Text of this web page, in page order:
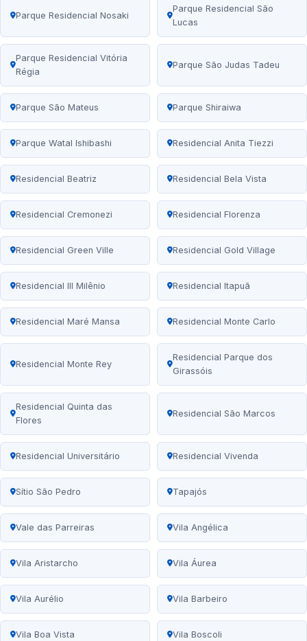
Parque Residencial Nosaki
Parque Residencial São
Lucas
Parque Residencial Vitória
Régia
Parque São Judas Tadeu
Parque São Mateus Parque Shiraiwa
Parque Watal Ishibashi Residencial Anita Tiezzi
Residencial Beatriz Residencial Bela Vista
Residencial Cremonezi Residencial Florenza
Residencial Green Ville Residencial Gold Village
Residencial III Milênio Residencial Itapuã
Residencial Maré Mansa Residencial Monte Carlo
Residencial Monte Rey
Residencial Parque dos
Girassóis
Residencial Quinta das
Flores
Residencial São Marcos
Residencial Universitário Residencial Vivenda
Sítio São Pedro Tapajós
Vale das Parreiras Vila Angélica
Vila Aristarcho Vila Áurea
Vila Aurélio Vila Barbeiro
Vila Boa Vista Vila Boscoli